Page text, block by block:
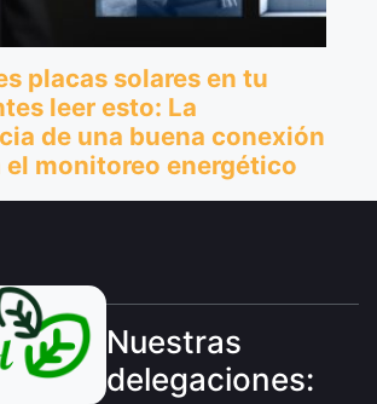
Nuestras
delegaciones: